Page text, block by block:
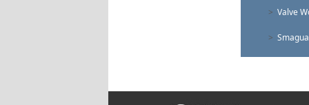
> Valve
>